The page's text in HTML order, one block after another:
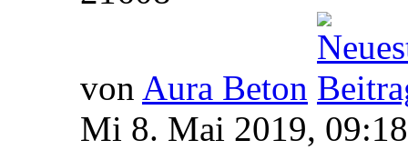
von Aura Beton
Mi 8. Mai 2019, 09:18